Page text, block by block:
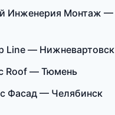
Инженерия Монтаж —
Line — Нижневартовск
Roof — Тюмень
Фасад — Челябинск